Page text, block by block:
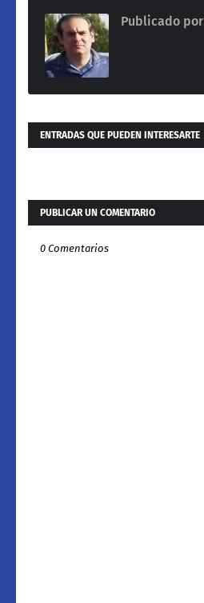
Publicado por
ENTRADAS QUE PUEDEN INTERESARTE
PUBLICAR UN COMENTARIO
0 Comentarios